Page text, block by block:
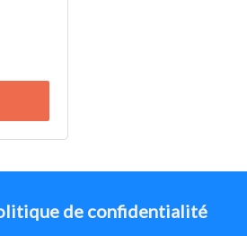
de confidentialité